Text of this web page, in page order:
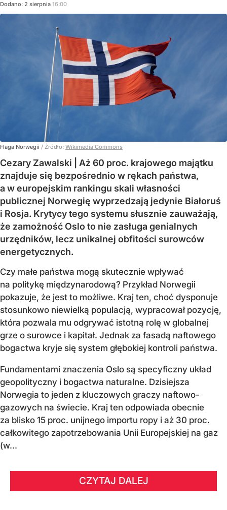
Dodano: 2 sierpnia 16:00
Flaga Norwegii / Źródło: Wikimedia Commons
Cezary Zawalski | Aż 60 proc. krajowego majątku
znajduje się bezpośrednio w rękach państwa,
a w europejskim rankingu skali własności
publicznej Norwegię wyprzedzają jedynie Białoruś
i Rosja. Krytycy tego systemu słusznie zauważają,
że zamożność Oslo to nie zasługa genialnych
urzędników, lecz unikalnej obfitości surowców
energetycznych.
Czy małe państwa mogą skutecznie wpływać
na politykę międzynarodową? Przykład Norwegii
pokazuje, że jest to możliwe. Kraj ten, choć dysponuje
stosunkowo niewielką populacją, wypracował pozycję,
która pozwala mu odgrywać istotną rolę w globalnej
grze o surowce i kapitał. Jednak za fasadą naftowego
bogactwa kryje się system głębokiej kontroli państwa.
Fundamentami znaczenia Oslo są specyficzny układ
geopolityczny i bogactwa naturalne. Dzisiejsza
Norwegia to jeden z kluczowych graczy naftowo-
gazowych na świecie. Kraj ten odpowiada obecnie
za blisko 15 proc. unijnego importu ropy i aż 30 proc.
całkowitego zapotrzebowania Unii Europejskiej na gaz
(w...
CZYTAJ DALEJ